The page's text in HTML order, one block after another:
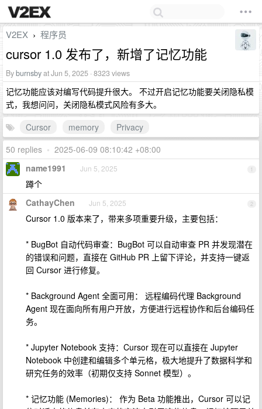
V2EX › 程序员
cursor 1.0 发布了，新增了记忆功能
Byburnsbyat Jun 5, 2025 · 8323 views
记忆功能应该对编写代码提升很大。 不过开启记忆功能要关闭隐私模
式，我想问问，关闭隐私模式风险有多大。
Cursor
memory
Privacy
50 replies • 2025-06-09 08:10:42 +08:00
1
name1991 Jun 5, 2025
蹲个
2
CathayChen Jun 5, 2025
Cursor 1.0 版本来了，带来多项重要升级，主要包括：
* BugBot 自动代码审查：BugBot 可以自动审查 PR 并发现潜在
的错误和问题，直接在 GitHub PR 上留下评论，并支持一键返
回 Cursor 进行修复。
* Background Agent 全面可用： 远程编码代理 Background
Agent 现在面向所有用户开放，方便进行远程协作和后台编码任
务。
* Jupyter Notebook 支持：Cursor 现在可以直接在 Jupyter
Notebook 中创建和编辑多个单元格，极大地提升了数据科学和
研究任务的效率（初期仅支持 Sonnet 模型）。
* 记忆功能 (Memories)： 作为 Beta 功能推出，Cursor 可以记